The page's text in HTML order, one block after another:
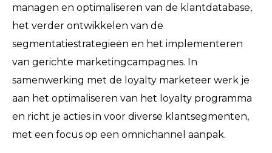
managen en optimaliseren van de klantdatabase,
het verder ontwikkelen van de
segmentatiestrategieën en het implementeren
van gerichte marketingcampagnes. In
samenwerking met de loyalty marketeer werk je
aan het optimaliseren van het loyalty programma
en richt je acties in voor diverse klantsegmenten,
met een focus op een omnichannel aanpak.